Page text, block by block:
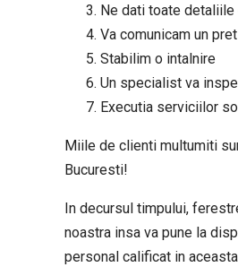
3. Ne dati toate
4. Va comunicam un
5. Stabilim o intalnire
6. Un specialist va
7. Executia serviciilor
Miile de clienti multumiti
Bucuresti!
In decursul timpului,
noastra insa va pune la
personal calificat in